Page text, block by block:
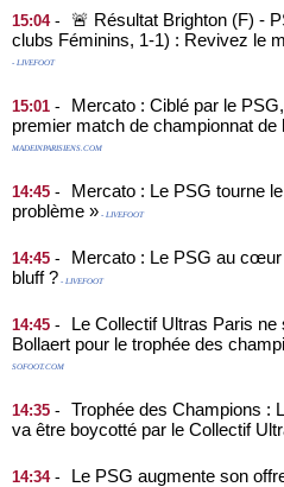
15:04-
🚨 Résultat Brighton (F) -
clubs Féminins, 1-1) : Revivez le
- LIVEFOOT
15:01 -
Mercato : Ciblé par le
premier match de championnat de
MADEINPARISIENS.COM
14:45 -
Mercato : Le PSG tourne
problème » - LIVEFOOT
14:45 -
Mercato : Le PSG au cœur
bluff ? - LIVEFOOT
14:45 -
Le Collectif Ultras Paris
Bollaert pour le trophée des
SOFOOT.COM
14:35 -
Trophée des Champions :
va être boycotté par le Collectif
14:34- Le PSG augmente son